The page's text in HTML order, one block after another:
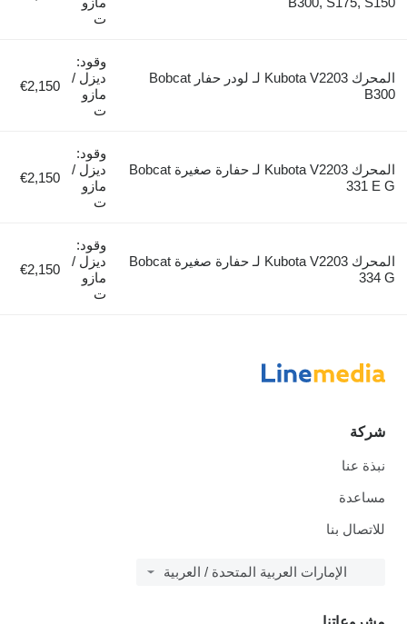
ت
المحرك Kubota V2203 لـ لودر حفار Bobcat
B300
وقود:
ديزل /
مازو
ت
€2,150
المحرك Kubota V2203 لـ حفارة صغيرة Bobcat
331 E G
وقود:
ديزل /
مازو
ت
€2,150
المحرك Kubota V2203 لـ حفارة صغيرة Bobcat
334 G
وقود:
ديزل /
مازو
ت
€2,150
شركة
نبذة عنا
مساعدة
للاتصال بنا
الإمارات العربية المتحدة / العربية